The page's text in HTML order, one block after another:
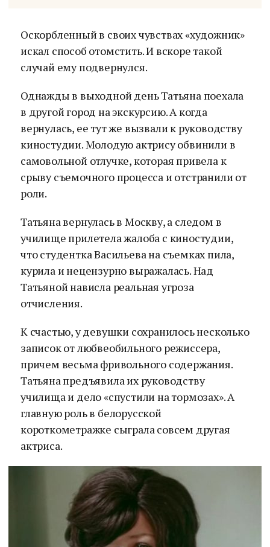
Оскорбленный в своих чувствах «художник»
искал способ отомстить. И вскоре такой
случай ему подвернулся.
Однажды в выходной день Татьяна поехала
в другой город на экскурсию. А когда
вернулась, ее тут же вызвали к руководству
киностудии. Молодую актрису обвинили в
самовольной отлучке, которая привела к
срыву съемочного процесса и отстранили от
роли.
Татьяна вернулась в Москву, а следом в
училище прилетела жалоба с киностудии,
что студентка Васильева на съемках пила,
курила и нецензурно выражалась. Над
Татьяной нависла реальная угроза
отчисления.
К счастью, у девушки сохранилось несколько
записок от любвеобильного режиссера,
причем весьма фривольного содержания.
Татьяна предъявила их руководству
училища и дело «спустили на тормозах». А
главную роль в белорусской
короткометражке сыграла совсем другая
актриса.